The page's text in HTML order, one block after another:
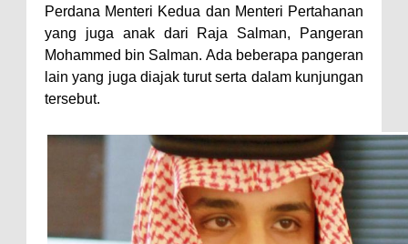
Perdana Menteri Kedua dan Menteri Pertahanan
yang juga anak dari Raja Salman, Pangeran
Mohammed bin Salman. Ada beberapa pangeran
lain yang juga diajak turut serta dalam kunjungan
tersebut.